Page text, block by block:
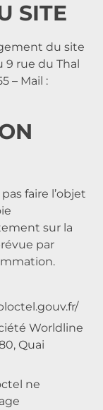
SITE
du site
9 rue du Thal
– Mail :
faire l’objet
sur la
par
Worldline
Quai
ne